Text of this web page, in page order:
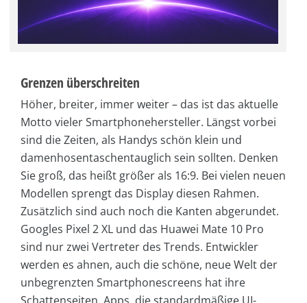
Grenzen überschreiten
Höher, breiter, immer weiter – das ist das aktuelle
Motto vieler Smartphonehersteller. Längst vorbei
sind die Zeiten, als Handys schön klein und
damenhosentaschentauglich sein sollten. Denken
Sie groß, das heißt größer als 16:9. Bei vielen neuen
Modellen sprengt das Display diesen Rahmen.
Zusätzlich sind auch noch die Kanten abgerundet.
Googles Pixel 2 XL und das Huawei Mate 10 Pro
sind nur zwei Vertreter des Trends. Entwickler
werden es ahnen, auch die schöne, neue Welt der
unbegrenzten Smartphonescreens hat ihre
Schattenseiten. Apps, die standardmäßige UI-